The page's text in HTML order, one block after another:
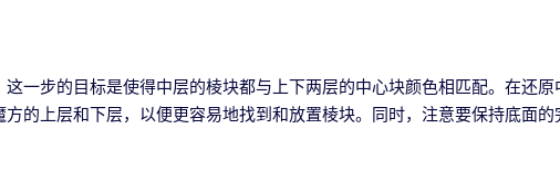
一步的目标是使得中层的棱块都与上下两层的中心块颜色相匹配。在还原
的上层和下层，以便更容易地找到和放置棱块。同时，注意要保持底面的